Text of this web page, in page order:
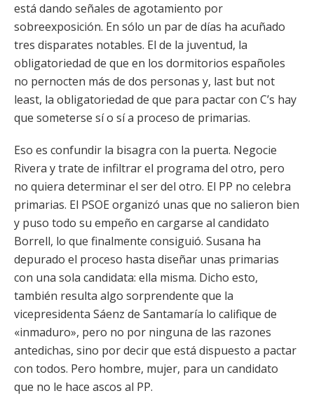
está dando señales de agotamiento por
sobreexposición. En sólo un par de días ha acuñado
tres disparates notables. El de la juventud, la
obligatoriedad de que en los dormitorios españoles
no pernocten más de dos personas y, last but not
least, la obligatoriedad de que para pactar con C’s hay
que someterse sí o sí a proceso de primarias.
Eso es confundir la bisagra con la puerta. Negocie
Rivera y trate de infiltrar el programa del otro, pero
no quiera determinar el ser del otro. El PP no celebra
primarias. El PSOE organizó unas que no salieron bien
y puso todo su empeño en cargarse al candidato
Borrell, lo que finalmente consiguió. Susana ha
depurado el proceso hasta diseñar unas primarias
con una sola candidata: ella misma. Dicho esto,
también resulta algo sorprendente que la
vicepresidenta Sáenz de Santamaría lo califique de
«inmaduro», pero no por ninguna de las razones
antedichas, sino por decir que está dispuesto a pactar
con todos. Pero hombre, mujer, para un candidato
que no le hace ascos al PP.